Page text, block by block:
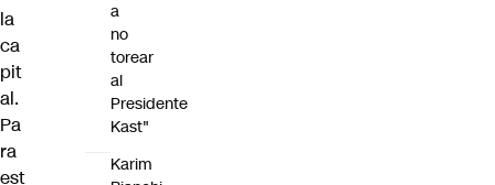
la
ca
pit
al.
Pa
ra
est
a
no
torear
al
Presidente
Kast"
Karim